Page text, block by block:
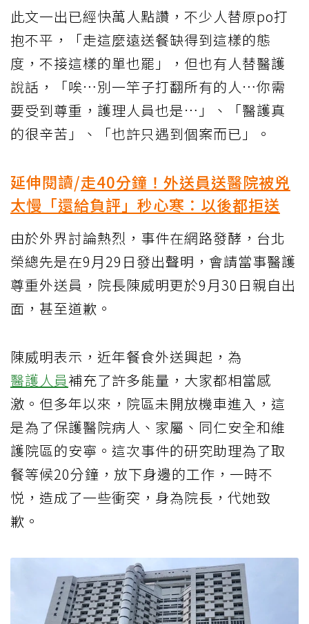
此文一出已經快萬人點讚，不少人替原po打
抱不平，「走這麼遠送餐缺得到這樣的態
度，不接這樣的單也罷」，但也有人替醫護
說話，「唉…別一竿子打翻所有的人…你需
要受到尊重，護理人員也是…」、「醫護真
的很辛苦」、「也許只遇到個案而已」。
延伸閱讀/走40分鐘！外送員送醫院被兇
太慢「還給負評」秒心寒：以後都拒送
由於外界討論熱烈，事件在網路發酵，台北
榮總先是在9月29日發出聲明，會請當事醫護
尊重外送員，院長陳威明更於9月30日親自出
面，甚至道歉。
陳威明表示，近年餐食外送興起，為
醫護人員補充了許多能量，大家都相當感
激。但多年以來，院區未開放機車進入，這
是為了保護醫院病人、家屬、同仁安全和維
護院區的安寧。這次事件的研究助理為了取
餐等候20分鐘，放下身邊的工作，一時不
悦，造成了一些衝突，身為院長，代她致
歉。